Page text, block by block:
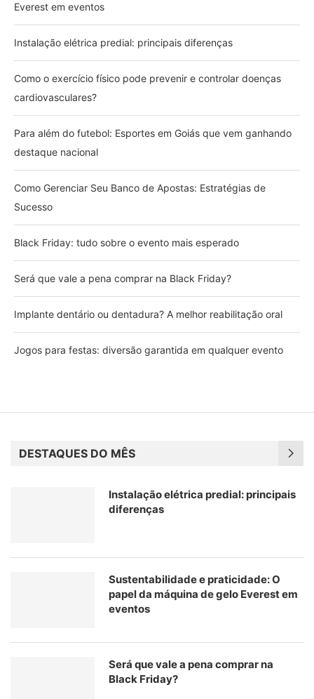
Everest em eventos
Instalação elétrica predial: principais diferenças
Como o exercício físico pode prevenir e controlar doenças
cardiovasculares?
Para além do futebol: Esportes em Goiás que vem ganhando
destaque nacional
Como Gerenciar Seu Banco de Apostas: Estratégias de
Sucesso
Black Friday: tudo sobre o evento mais esperado
Será que vale a pena comprar na Black Friday?
Implante dentário ou dentadura? A melhor reabilitação oral
Jogos para festas: diversão garantida em qualquer evento
DESTAQUES DO MÊS
Instalação elétrica predial: principais
diferenças
Sustentabilidade e praticidade: O
papel da máquina de gelo Everest em
eventos
Será que vale a pena comprar na
Black Friday?